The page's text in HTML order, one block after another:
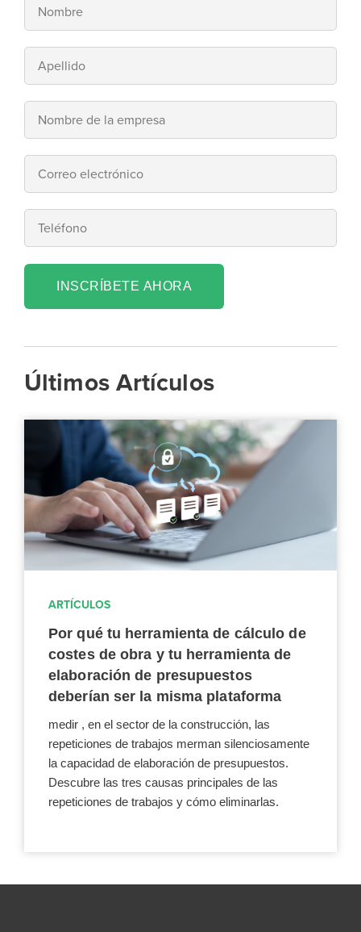
INSCRÍBETE AHORA
Últimos Artículos
ARTÍCULOS
Por qué tu herramienta de cálculo de
costes de obra y tu herramienta de
elaboración de presupuestos
deberían ser la misma plataforma
medir , en el sector de la construcción, las
repeticiones de trabajos merman silenciosamente
la capacidad de elaboración de presupuestos.
Descubre las tres causas principales de las
repeticiones de trabajos y cómo eliminarlas.